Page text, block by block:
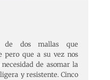
de dos mallas que
pero que a su vez nos
de asomar la
y resistente. Cinco